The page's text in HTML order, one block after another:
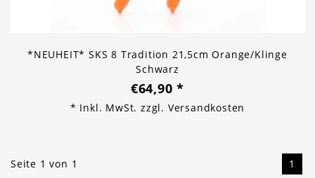
*NEUHEIT* SKS 8 Tradition 21,5cm Orange/Klinge
Schwarz
€64,90*
* Inkl. MwSt. zzgl. Versandkosten
Seite 1 von 1 1